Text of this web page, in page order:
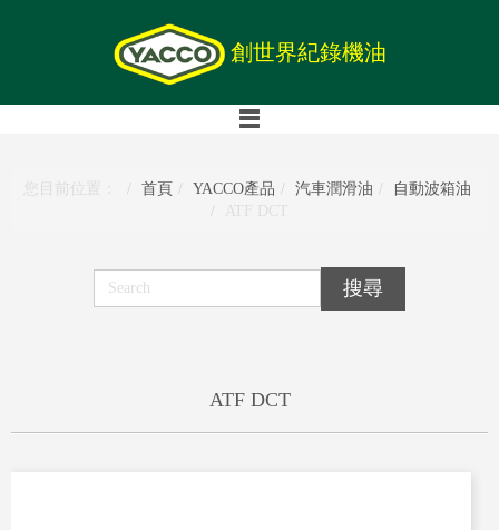
創世界紀錄機油
首頁 YACCO產品 汽車潤滑油
自動波箱油
ATF DCT
ATF DCT